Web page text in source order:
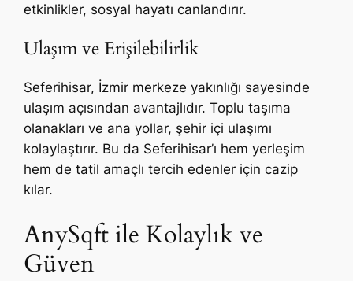
etkinlikler, sosyal hayatı canlandırır.
Ulaşım ve Erişilebilirlik
Seferihisar, İzmir merkeze yakınlığı sayesinde
ulaşım açısından avantajlıdır. Toplu taşıma
olanakları ve ana yollar, şehir içi ulaşımı
kolaylaştırır. Bu da Seferihisar’ı hem yerleşim
hem de tatil amaçlı tercih edenler için cazip
kılar.
AnySqft ile Kolaylık ve
Güven